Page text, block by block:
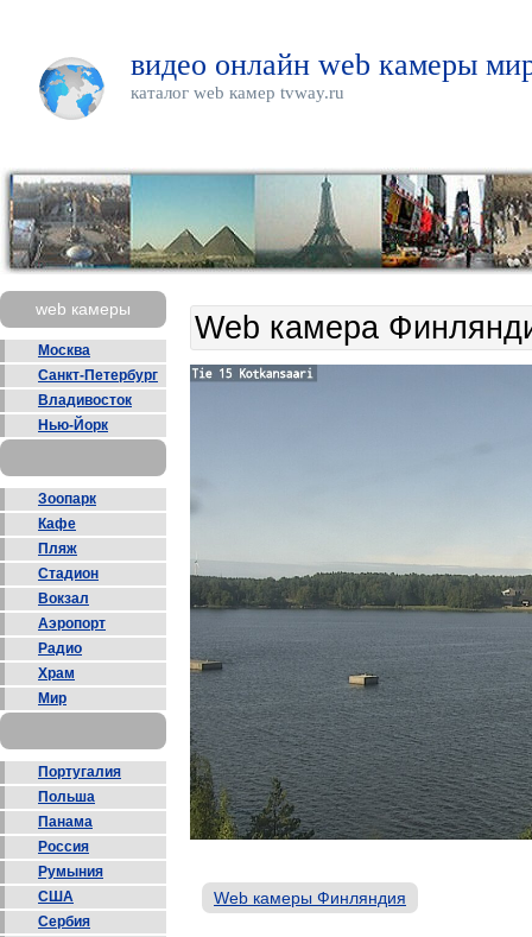
видео онлайн web камеры
каталог web камер tvway.ru
web камеры
Москва
Санкт-Петербург
Владивосток
Нью-Йорк
Зоопарк
Кафе
Пляж
Стадион
Вокзал
Аэропорт
Радио
Храм
Мир
Португалия
Польша
Панама
Россия
Румыния
США
Сербия
Web камера
Web камеры Финляндия